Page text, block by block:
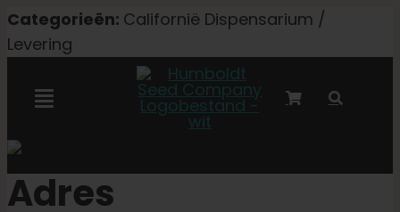
Overslaan
naar
Categorieën: Californië Dispensarium /
Levering
Navigatie
Adres